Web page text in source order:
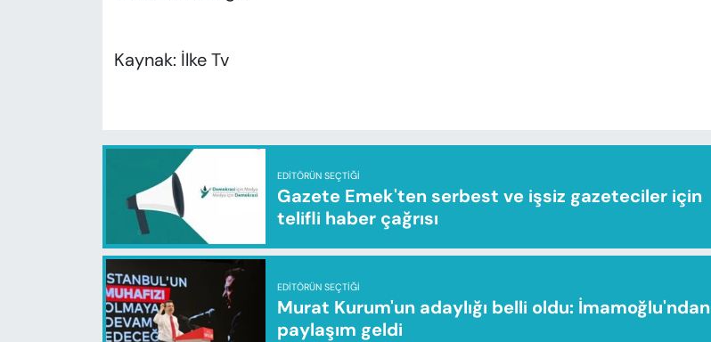
Kaynak: İlke Tv
EDITÖRÜN SEÇTIĞI
Gazete Emek'ten serbest ve işsiz gazeteciler için
telifli haber çağrısı
EDITÖRÜN SEÇTIĞI
Murat Kurum'un adaylığı belli oldu: İmamoğlu'ndan
paylaşım geldi